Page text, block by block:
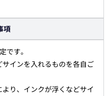
項
です。
インを入れるものを各自ご
より、インクが浮くなどサイ